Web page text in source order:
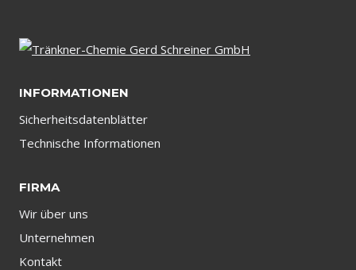
INFORMATIONEN
Sicherheitsdatenblätter
Technische Informationen
FIRMA
Wir über uns
Unternehmen
Kontakt